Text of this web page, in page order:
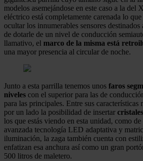
modelos asemejándose en este caso a la del
eléctrico está completamente carenada lo
ocultar los innumerables sensores destinados
de dotarle de un nivel de conducción
llamativo, el marco de la misma está
una mayor presencia al circular de noche.
Junto a esta parrilla tenemos unos faros
niveles con el superior para las de
para las principales. Entre sus características
por un lado la posibilidad de insertar
los que estás viendo en esta unidad, como
avanzada tecnología LED adaptativa y
iluminación, la zaga también cuenta con
enfatizan esa anchura así como un gran
500 litros de maletero.